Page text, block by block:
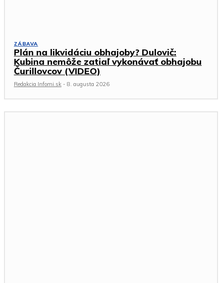
ZÁBAVA
Plán na likvidáciu obhajoby? Dulovič:
Kubina nemôže zatiaľ vykonávať obhajobu
Čurillovcov (VIDEO)
Redakcia Infomi.sk - 8. augusta 2026